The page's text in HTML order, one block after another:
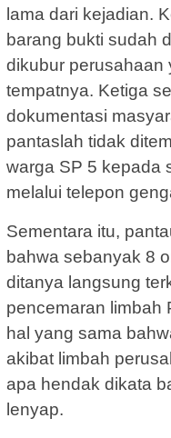
lama dari kejadian.
barang bukti sudah
dikubur perusahaan
tempatnya. Ketiga
dokumentasi
pantaslah tidak
warga SP 5 kepada
melalui telepon
Sementara itu,
bahwa sebanyak 8
ditanya langsung
pencemaran limbah
hal yang sama
akibat limbah
apa hendak dikata
lenyap.